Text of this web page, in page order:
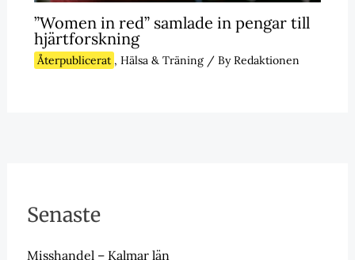
”Women in red” samlade in pengar till
hjärtforskning
Återpublicerat , Hälsa & Träning/ ByRedaktionen
Senaste
Misshandel – Kalmar län